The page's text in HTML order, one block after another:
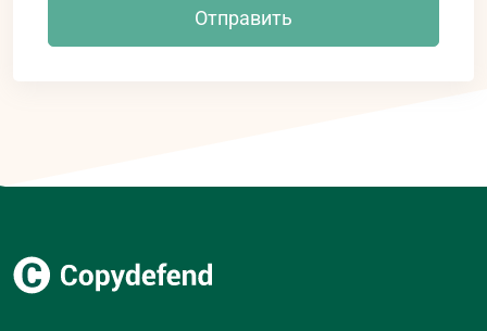
Отправить